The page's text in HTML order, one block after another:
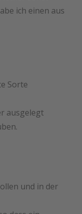
ich einen aus
Sorte
ausgelegt
und in der